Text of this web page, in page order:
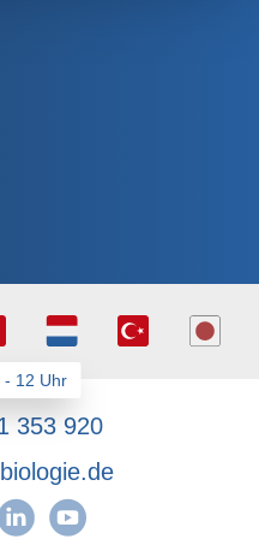
353 920